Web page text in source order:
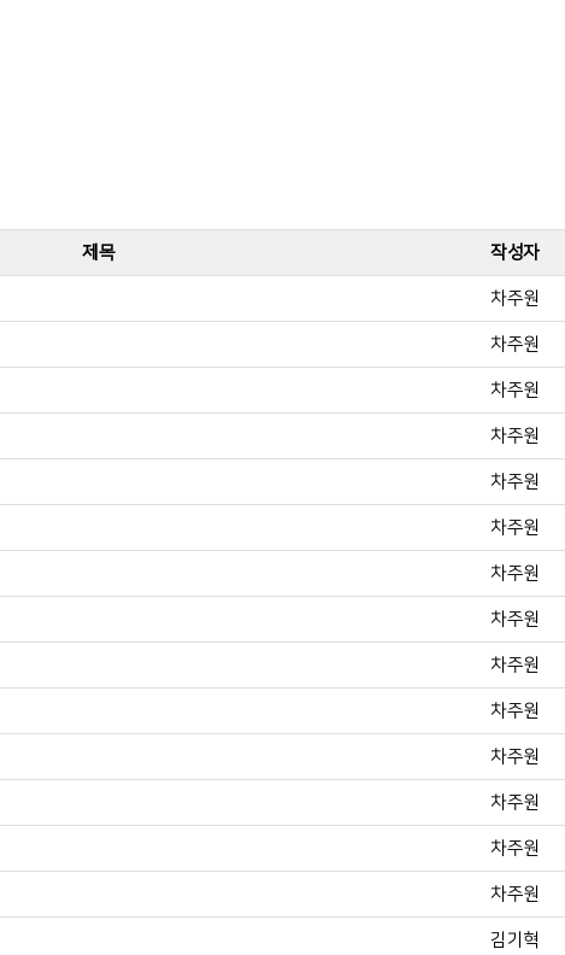
제목 작성자
차주원
차주원
차주원
차주원
차주원
차주원
차주원
차주원
차주원
차주원
차주원
차주원
차주원
차주원
김기혁